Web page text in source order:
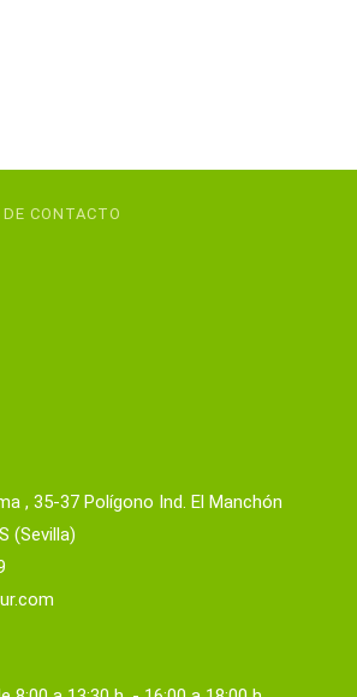
CONTACTO
, 35-37 Polígono Ind. El Manchón
(Sevilla)